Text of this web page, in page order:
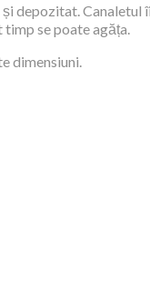
și depozitat.
se poate agăța.
dimensiuni.